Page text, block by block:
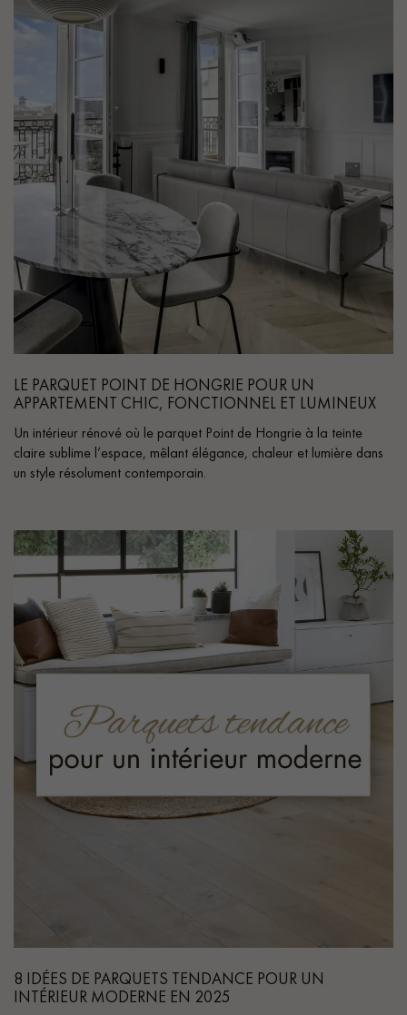
LE PARQUET POINT DE HONGRIE POUR UN
APPARTEMENT CHIC, FONCTIONNEL ET LUMINEUX
Un intérieur rénové où le parquet Point de Hongrie à la teinte
claire sublime l’espace, mêlant élégance, chaleur et lumière dans
un style résolument contemporain.
8 IDÉES DE PARQUETS TENDANCE POUR UN
INTÉRIEUR MODERNE EN 2025